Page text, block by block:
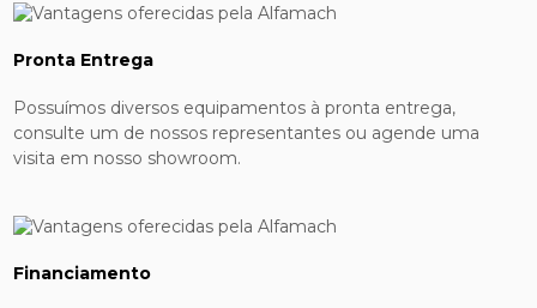
Pronta Entrega
Possuímos diversos equipamentos à pronta entrega,
consulte um de nossos representantes ou agende uma
visita em nosso showroom.
Financiamento